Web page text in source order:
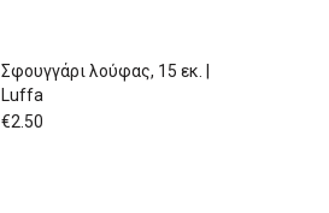
Σφουγγάρι λούφας, 15 εκ. |
Luffa
€2.50